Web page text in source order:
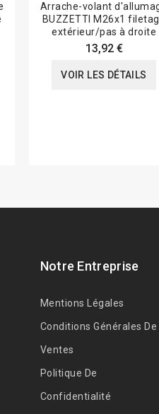
Arrache-volant
BUZZETTI M26x1
extérieur/pas à droite
13,92 €
VOIR LES DÉTAILS
Notre Entreprise
Mentions Légales
Conditions Générales De
Ventes
Politique De
Confidentialité